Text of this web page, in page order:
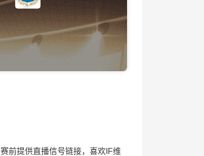
前提供直播信号链接，喜欢IF维